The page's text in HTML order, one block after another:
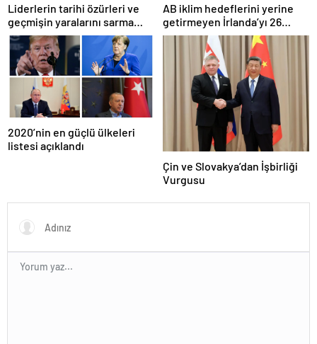
Liderlerin tarihi özürleri ve
geçmişin yaralarını sarma
çabaları
AB iklim hedeflerini yerine
getirmeyen İrlanda’yı 26
milyar euroluk ceza bekliyor
2020’nin en güçlü ülkeleri
listesi açıklandı
Çin ve Slovakya’dan İşbirliği
Vurgusu